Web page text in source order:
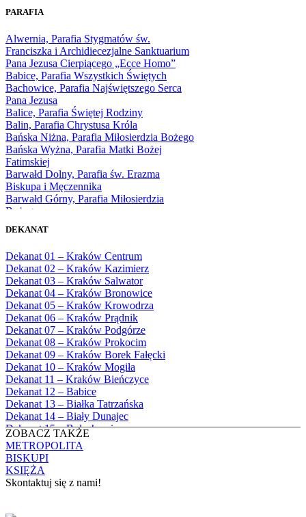
1966
1968
1969
1970
1971
1972
1973
1974
1975
1976
1977
1978
1979
1980
1981
1983
1985
1986
1987
1988
1989
1990
1991
1992
1993
1994
1995
1996
1997
1998
1999
2000
2001
2002
2003
2004
PARAFIA
Alwernia, Parafia Stygmatów św.
Franciszka i Archidiecezjalne Sanktuarium
Pana Jezusa Cierpiącego „Ecce Homo”
Babice, Parafia Wszystkich Świętych
Bachowice, Parafia Najświętszego Serca
Pana Jezusa
Balice, Parafia Świętej Rodziny
Balin, Parafia Chrystusa Króla
Bańska Niżna, Parafia Miłosierdzia Bożego
Bańska Wyżna, Parafia Matki Bożej
Fatimskiej
Barwałd Dolny, Parafia św. Erazma
Biskupa i Męczennika
Barwałd Górny, Parafia Miłosierdzia
Bożego
Bęczarka, Parafia Matki Boskiej
Będkowice, Parafia Najświętszej Maryi
Panny Królowej
Białka Górna, Parafia Matki Bożej
Królowej Rodzin
Białka Tatrzańska, Parafia Świętych
Apostołów Szymona i Judy Tadeusza
Biały Dunajec, Parafia Matki Bożej
Królowej Aniołów
Biały Kościół, Parafia św. Mikołaja
Bibice, Parafia Matki Bożej Nieustającej
Pomocy
Bieńkówka, Parafia Przenajświętszej Trójcy
Biertowice, Parafia Matki Bożej
Różańcowej
Biórków Wielki, Parafia Wniebowzięcia
NMP
Biskupice, Parafia św. Marcina
Bobrek, Parafia Przenajświętszej Trójcy
Bodzanów, Parafia Świętych Apostołów
DEKANAT
Dekanat 01 – Kraków Centrum
Dekanat 02 – Kraków Kazimierz
Dekanat 03 – Kraków Salwator
Dekanat 04 – Kraków Bronowice
Dekanat 05 – Kraków Krowodrza
Dekanat 06 – Kraków Prądnik
Dekanat 07 – Kraków Podgórze
Dekanat 08 – Kraków Prokocim
Dekanat 09 – Kraków Borek Fałęcki
Dekanat 10 – Kraków Mogiła
Dekanat 11 – Kraków Bieńczyce
Dekanat 12 – Babice
Dekanat 13 – Białka Tatrzańska
Dekanat 14 – Biały Dunajec
Dekanat 15 – Bolechowice
Dekanat 16 – Chrzanów
Dekanat 17 – Czarny Dunajec
Dekanat 18 – Czernichów
Dekanat 19 – Dobczyce
Dekanat 20 – Jabłonka
ZOBACZ TAKŻE
METROPOLITA
BISKUPI
KSIĘŻA
Skontaktuj się z nami!